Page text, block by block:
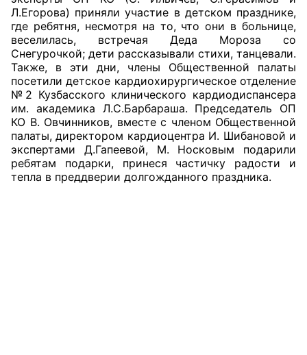
оказания услуг
О Палате
Структура Палаты
Комиссии
Экспертный совет ОП КО
Совет ОП КО
Л.Егорова) приняли участие в детском празднике,
где ребятня, несмотря на то, что они в больнице,
веселилась, встречая Деда Мороза со
Снегурочкой; дети рассказывали стихи, танцевали.
Также, в эти дни, члены Общественной палаты
посетили детское кардиохирургическое отделение
№2 Кузбасского клинического кардиодиспансера
им. академика Л.С.Барбараша. Председатель ОП
КО В. Овчинников, вместе с членом Общественной
палаты, директором кардиоцентра И. Шибановой и
экспертами Д.Гапеевой, М. Носковым подарили
ребятам подарки, принеся частичку радости и
тепла в преддверии долгожданного праздника.